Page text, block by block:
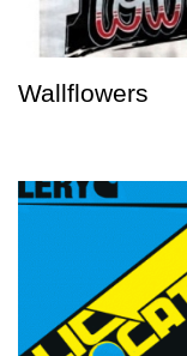
Wallflowers